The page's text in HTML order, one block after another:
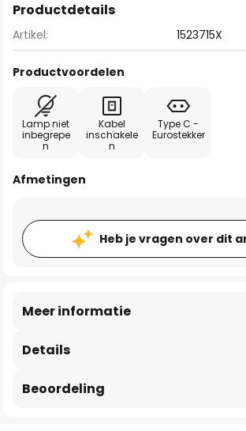
Productdetails
Artikel: 1523715X
Productvoordelen
Lamp niet
inbegrepe
n
Kabel
inschakele
n
Type C -
Eurostekker
Afmetingen
Heb je vragen over dit
Details
Meer informatie
Beoordeling